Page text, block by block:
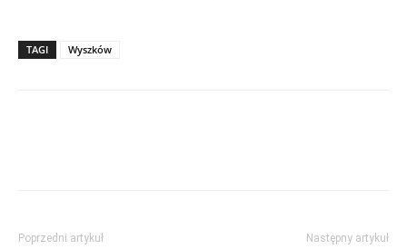
TAGI Wyszków
Poprzedni artykuł Następny artykuł